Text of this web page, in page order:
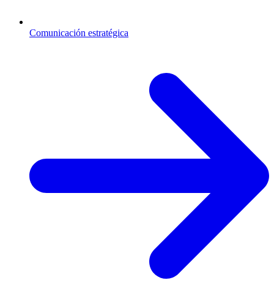
Comunicación estratégica